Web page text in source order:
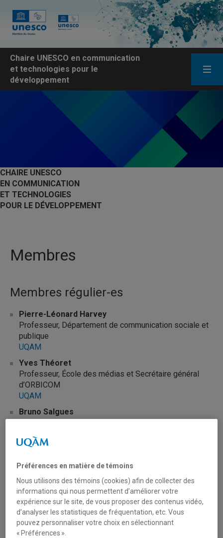
Chaire UNESCO en communication
et technologies pour le
développement
CHAIRE UNESCO
EN COMMUNICATION
ET TECHNOLOGIES
POUR LE DÉVELOPPEMENT
Membres
Membres régulier-es
Pierre-Léonard Harvey
Professeur, Département de communication sociale et
publique
UQAM
Yves Théoret
Professeur, École des médias et Secrétaire général
d’ORBICOM
UQAM
Bruno Salgues
Carmen Rico de Sotelo
Professeure, Département de communication sociale
et publique
UQAM
Destiny Tchéhouali
Professeur, Département de communication sociale et
publique
UQAM
Préférences en matière de témoins
Nous utilisons des témoins (cookies) afin de collecter des
informations qui nous permettent d’améliorer votre
expérience sur le site, de vous proposer des contenus vidéo,
d’analyser les statistiques de fréquentation, etc. Vous
pouvez personnaliser votre choix en sélectionnant
« Préférences ».